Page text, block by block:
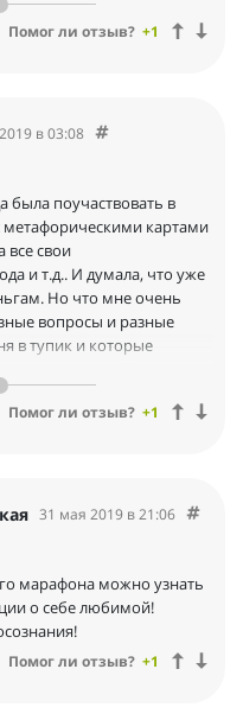
от моего
Было полезно осознать
Первая карта явно
натуру, выбирающую
на вопрос что, по
они надолго у меня
мне спокойное
сфере. Желай и все
и мои осознания в
Помог ли отзыв? +1
в 03:08
поучаствовать в
картами
все свои
и т.д.. И думала, что уже
Но что мне очень
вопросы и разные
в тупик и которые
чем я еще могу
денег..на что обратить
коучей как я.
все свои
и у нас все получится.
Помог ли отзыв? +1
31 мая 2019 в 21:06
марафона можно узнать
о себе любимой!
Помог ли отзыв? +1